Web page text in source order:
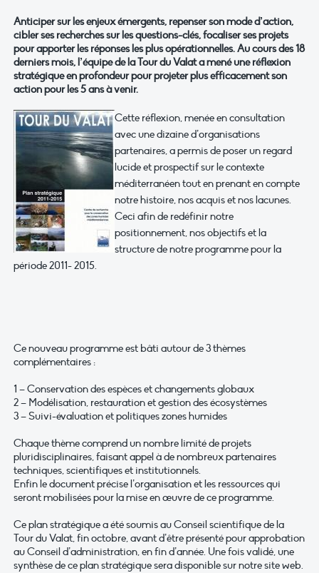
Anticiper sur les enjeux émergents, repenser son mode d’action,
cibler ses recherches sur les questions-clés, focaliser ses projets
pour apporter les réponses les plus opérationnelles. Au cours des 18
derniers mois, l’équipe de la Tour du Valat a mené une réflexion
stratégique en profondeur pour projeter plus efficacement son
action pour les 5 ans à venir.
Cette réflexion, menée en consultation
avec une dizaine d’organisations
partenaires, a permis de poser un regard
lucide et prospectif sur le contexte
méditerranéen tout en prenant en compte
notre histoire, nos acquis et nos lacunes.
Ceci afin de redéfinir notre
positionnement, nos objectifs et la
structure de notre programme pour la
période 2011- 2015.
Ce nouveau programme est bâti autour de 3 thèmes
complémentaires :
1 – Conservation des espèces et changements globaux
2 – Modélisation, restauration et gestion des écosystèmes
3 – Suivi-évaluation et politiques zones humides
Chaque thème comprend un nombre limité de projets
pluridisciplinaires, faisant appel à de nombreux partenaires
techniques, scientifiques et institutionnels.
Enfin le document précise l’organisation et les ressources qui
seront mobilisées pour la mise en œuvre de ce programme.
Ce plan stratégique a été soumis au Conseil scientifique de la
Tour du Valat, fin octobre, avant d’être présenté pour approbation
au Conseil d’administration, en fin d’année. Une fois validé, une
synthèse de ce plan stratégique sera disponible sur notre site web.